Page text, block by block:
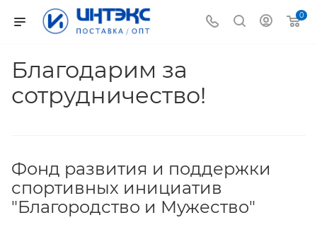
0
Благодарим за
сотрудничество!
Фонд развития и поддержки
спортивных инициатив
"Благородство и Мужество"